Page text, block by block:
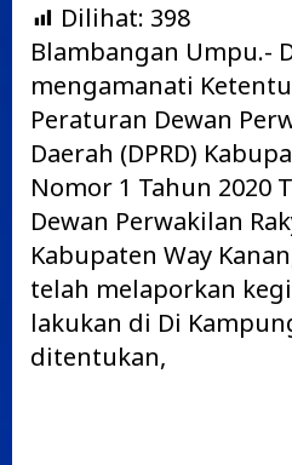
Dilihat: 398
Blambangan Umpu.-
mengamanati
Peraturan Dewan
Daerah (DPRD)
Nomor 1 Tahun 2020
Dewan Perwakilan
Kabupaten Way
telah melaporkan
lakukan di Di
ditentukan,